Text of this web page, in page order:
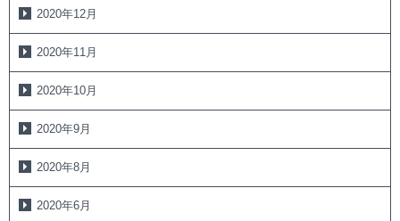
2020年12月
2020年11月
2020年10月
2020年9月
2020年8月
2020年6月